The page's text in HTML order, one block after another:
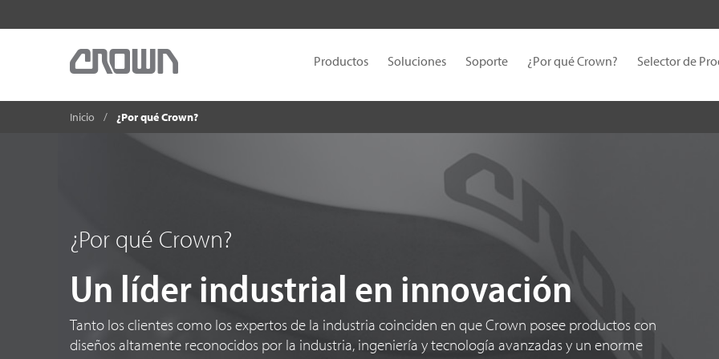
Productos Soluciones Soporte ¿Por qué Crown? Selector de
Inicio ¿Por qué Crown?
¿Por qué Crown?
Un líder industrial en innovación
Tanto los clientes como los expertos de la industria coinciden en que Crown posee productos con
diseños altamente reconocidos por la industria, ingeniería y tecnología avanzadas y un enorme